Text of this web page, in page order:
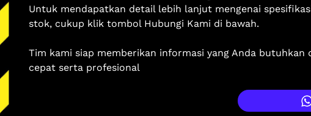
Pilih methode masuk
Lanjutkan dengan Google
Dengan melanjutkan, kamu telah membaca dan setuju
dengan
Ketentuan Layanandan Kebijakan Privasi
Untuk mendapatkan detail lebih lanjut mengenai
stok, cukup klik tombol Hubungi Kami di bawah.
Tim kami siap memberikan informasi yang Anda butuhkan
cepat serta profesional